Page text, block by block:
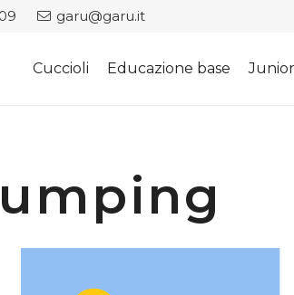
garu@garu.it
Cuccioli Educazione base